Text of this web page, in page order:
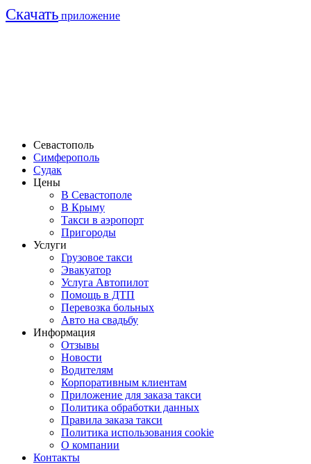
Cкачать приложение
Севастополь
Симферополь
Судак
Цены
В Севастополе
В Крыму
Такси в аэропорт
Пригороды
Услуги
Грузовое такси
Эвакуатор
Услуга Автопилот
Помощь в ДТП
Перевозка больных
Авто на свадьбу
Информация
Отзывы
Новости
Водителям
Корпоративным клиентам
Приложение для заказа такси
Политика обработки данных
Правила заказа такси
Политика использования cookie
О компании
Контакты